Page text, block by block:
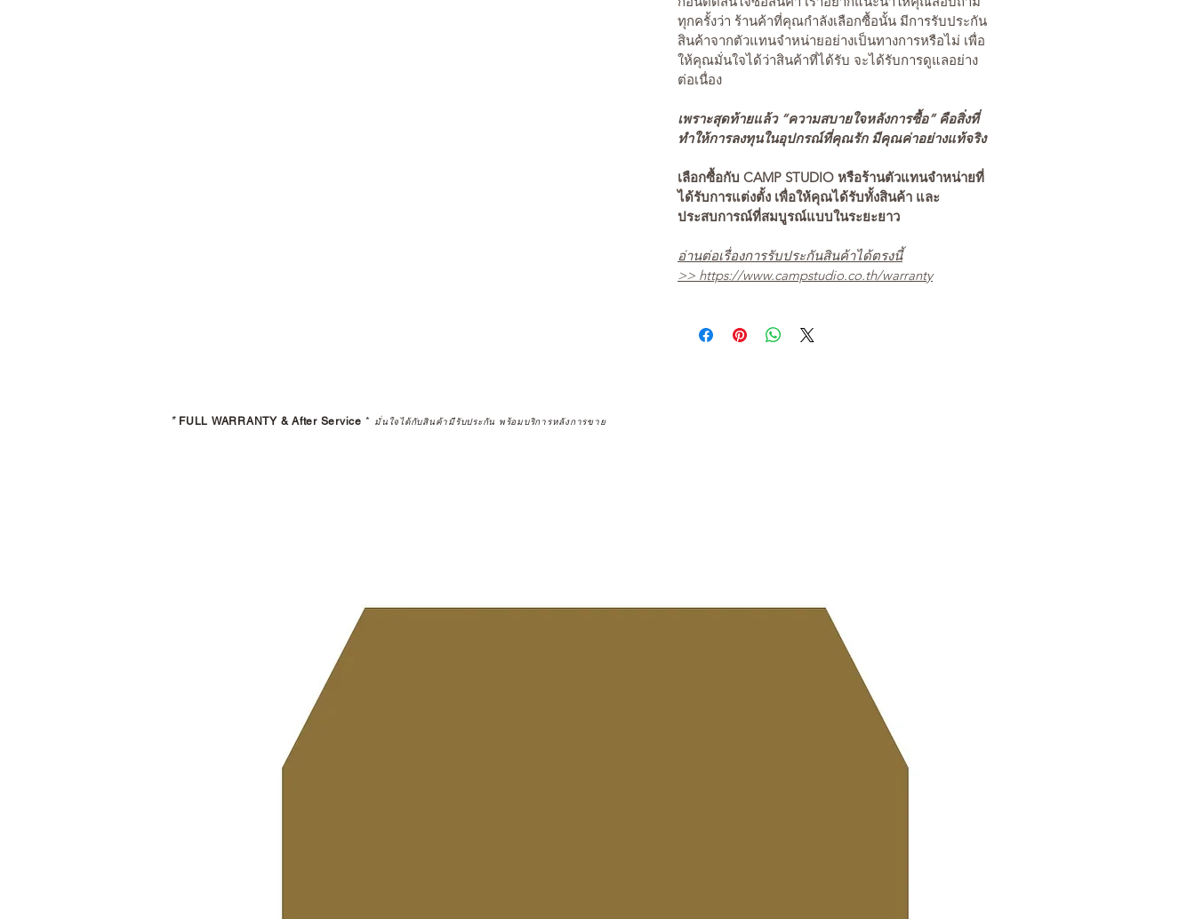
ทุกครั้งว่า ร้านค้าที่คุณกำลังเลือกซื้อนั้น มีการรับประกัน
สินค้าจากตัวแทนจำหน่ายอย่างเป็นทางการหรือไม่ เพื่อ
ให้คุณมั่นใจได้ว่าสินค้าที่ได้รับ จะได้รับการดูแลอย่าง
ต่อเนื่อง
เพราะสุดท้ายแล้ว “ความสบายใจหลังการซื้อ” คือสิ่งที่
ทำให้การลงทุนในอุปกรณ์ที่คุณรัก มีคุณค่าอย่างแท้จริง
เลือกซื้อกับ CAMP STUDIO หรือร้านตัวแทนจำหน่ายที่
ได้รับการแต่งตั้ง เพื่อให้คุณได้รับทั้งสินค้า และ
ประสบการณ์ที่สมบูรณ์แบบในระยะยาว
อ่านต่อเรื่องการรับประกันสินค้าได้ตรงนี้
>> https://www.campstudio.co.th/warranty
* FULL WARRANTY & After Service * มั่นใจได้กับสินค้ามีรับประกัน พร้อมบริการหลังการขาย